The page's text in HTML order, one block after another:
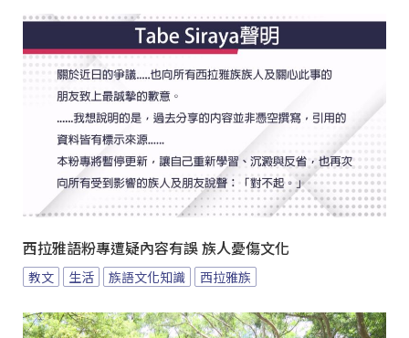
西拉雅語粉專遭疑內容有誤 族人憂傷文化
教文 生活 族語文化知識 西拉雅族